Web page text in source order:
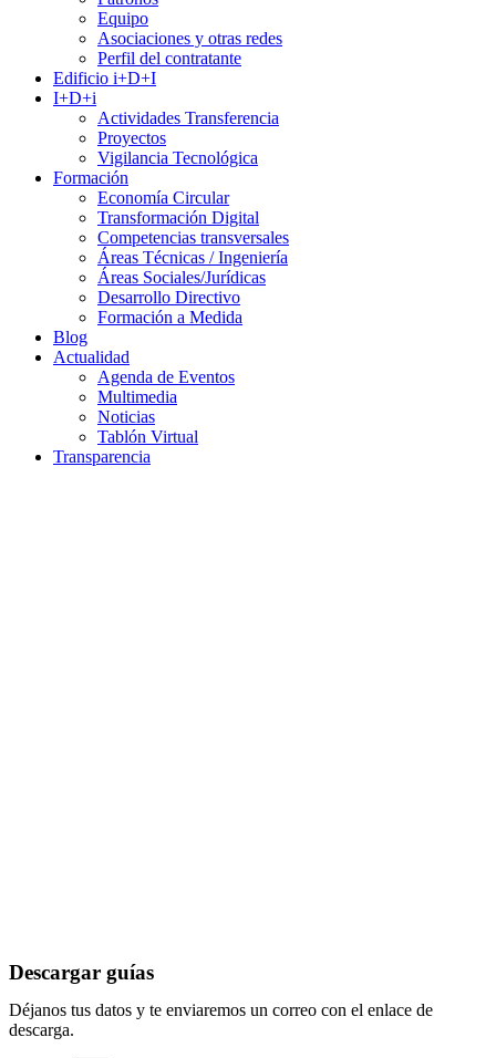
Equipo
Asociaciones y otras redes
Perfil del contratante
Edificio i+D+I
I+D+i
Actividades Transferencia
Proyectos
Vigilancia Tecnológica
Formación
Economía Circular
Transformación Digital
Competencias transversales
Áreas Técnicas / Ingeniería
Áreas Sociales/Jurídicas
Desarrollo Directivo
Formación a Medida
Blog
Actualidad
Agenda de Eventos
Multimedia
Noticias
Tablón Virtual
Transparencia
Descargar guías
Déjanos tus datos y te enviaremos un correo con el enlace de
descarga.